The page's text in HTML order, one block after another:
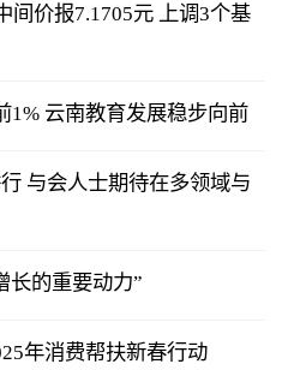
间价报7.1705元 上调3个基
1% 云南教育发展稳步向前
与会人士期待在多领域与
长的重要动力”
年消费帮扶新春行动